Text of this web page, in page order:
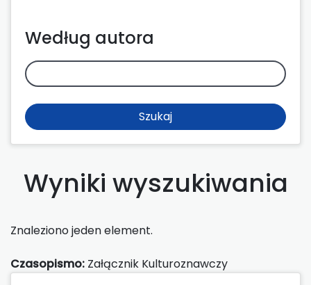
Według autora
Szukaj
Wyniki wyszukiwania
Znaleziono jeden element.
Czasopismo: Załącznik Kulturoznawczy